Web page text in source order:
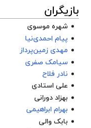
بازیگران
شهره موسوی
پیام احمدی‌نیا
مهدی زمین‌پرداز
سیامک صفری
نادر فلاح
علی استادی
بهزاد دورانی
بهرام ابراهیمی
بابک والی